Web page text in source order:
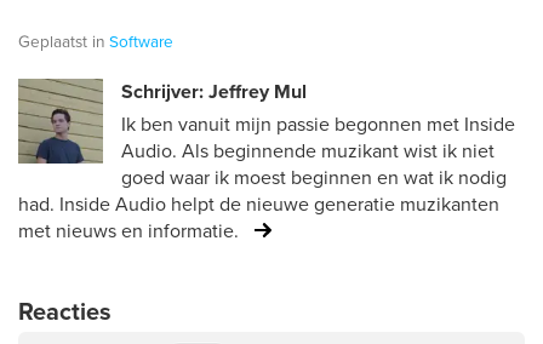
Geplaatst in Software
Schrijver: Jeffrey Mul
Ik ben vanuit mijn passie begonnen met Inside
Audio. Als beginnende muzikant wist ik niet
goed waar ik moest beginnen en wat ik nodig
had. Inside Audio helpt de nieuwe generatie muzikanten
met nieuws en informatie.
Reacties